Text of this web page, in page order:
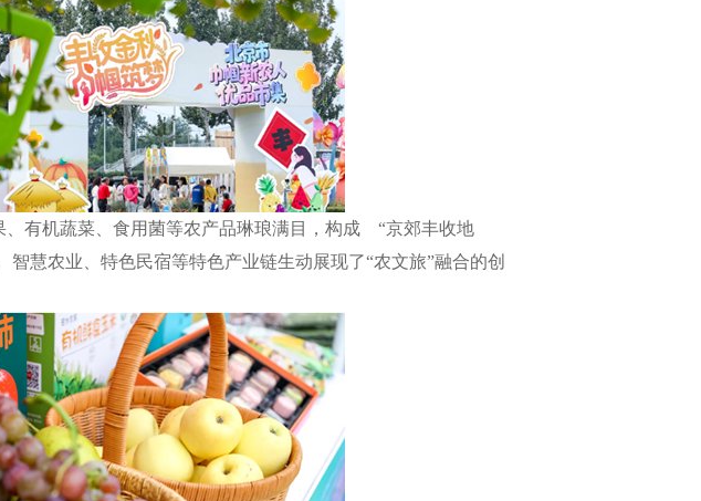
有机蔬菜、食用菌等农产品琳琅满目，构成 “京郊丰收地
慧农业、特色民宿等特色产业链生动展现了“农文旅”融合的创